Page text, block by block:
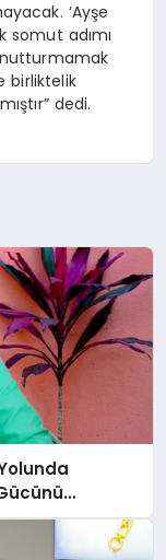
‘Ayşe
somut adımı
birliktelik
dedi.